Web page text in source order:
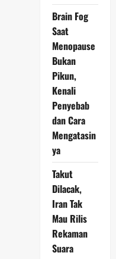
Brain Fog
Saat
Menopause
Bukan
Pikun,
Kenali
Penyebab
dan Cara
Mengatasin
ya
Takut
Dilacak,
Iran Tak
Mau Rilis
Rekaman
Suara